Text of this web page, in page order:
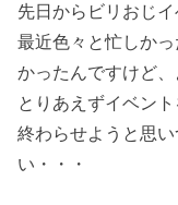
先日からビリおじ
最近色々と忙しか
かったんですけど
とりあえずイベン
終わらせようと思
い・・・